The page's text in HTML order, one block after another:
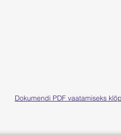
Dokumendi PDF vaatamiseks